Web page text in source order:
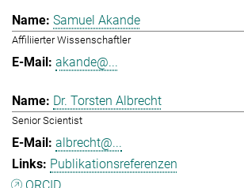
Samuel Akande
Affiliierter Wissenschaftler
akande@...
Dr. Torsten Albrecht
Senior Scientist
albrecht@...
Publikationsreferenzen